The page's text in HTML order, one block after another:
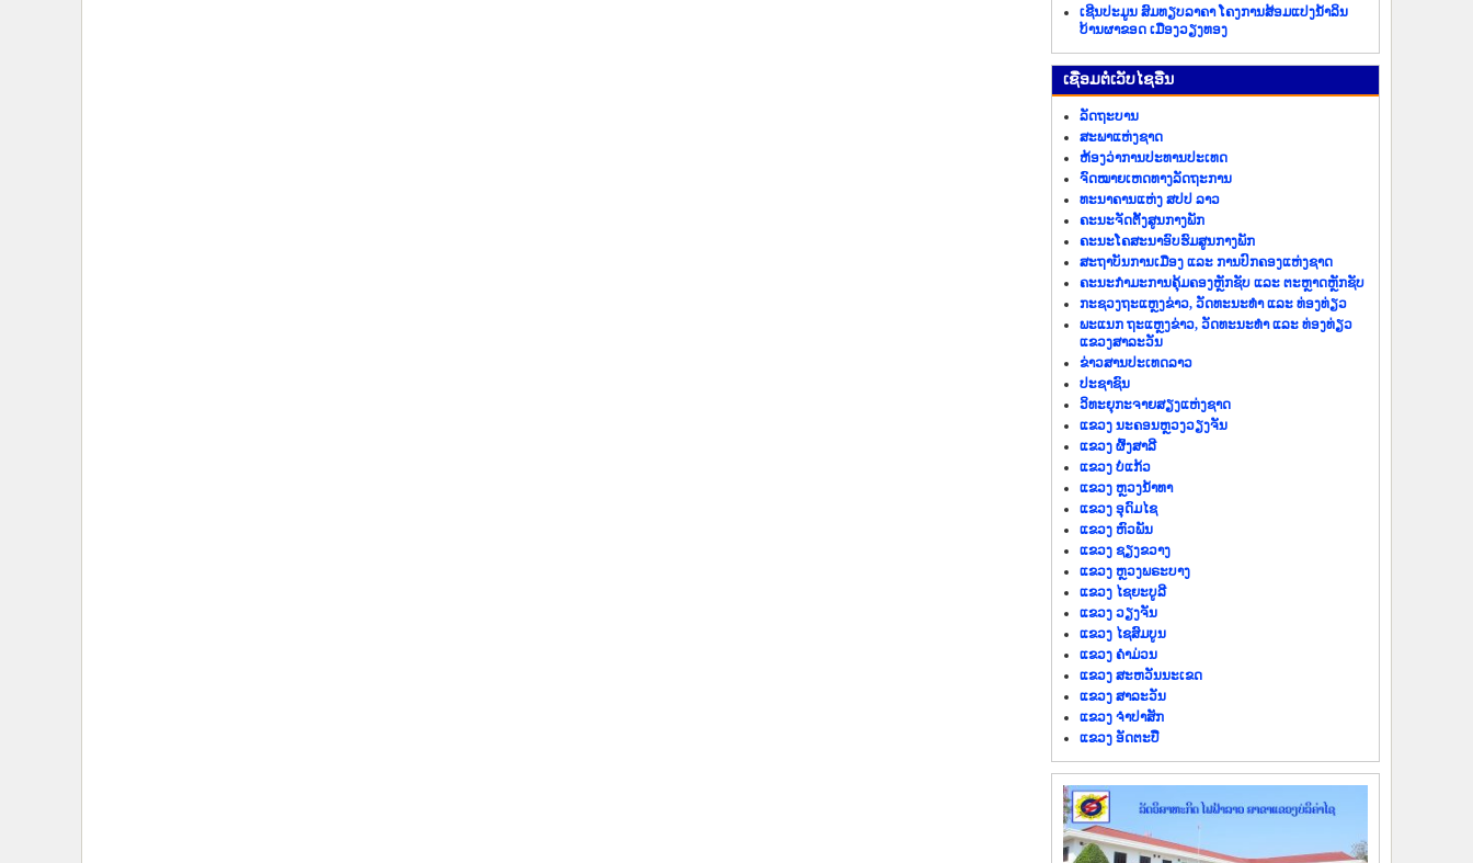
ເຊີນປະມູນ ສົມທຽບລາຄາ ໂຄງການສ້ອມແປງນ້ຳລິນ
ບ້ານຜາຂອດ ເມືອງວຽງທອງ
​ເຊື່ອມ​ຕໍ່​ເວັບ​ໄຊ​ອື່ນ
ລັດ​ຖະ​ບານ
ສະພາແຫ່ງຊາດ
ຫ້ອງວ່າການປະທານປະເທດ
ຈົດໝາຍເຫດທາງລັດຖະການ
ທະນາຄານແຫ່ງ ສປປ ລາວ
ຄະນະຈັດຕັ້ງສູນກາງພັກ
ຄະນະໂຄສະນາອົບຮົມສູນກາງພັກ
ສະຖາບັນການເມືອງ ແລະ ການປົກຄອງແຫ່ງຊາດ
ຄະນະ​ກຳມະການ​ຄຸ້ມ​ຄອງ​ຫຼັກ​ຊັບ ແລະ ຕະຫຼາດຫຼັກຊັບ
ກະຊວງຖະແຫຼງຂ່າວ, ວັດທະນະທຳ ແລະ ທ່ອງທ່ຽວ
ພະແນກ ຖະແຫຼງຂ່າວ, ວັດທະນະທຳ ແລະ ທ່ອງທ່ຽວ
ແຂວງສາລະວັນ
ຂ່າວ​ສານ​ປະ​ເທດ​ລາວ
ປະ​ຊາ​ຊົນ
ວິທະຍຸກະຈາຍສຽງແຫ່ງຊາດ
ແຂວງ ນະ​ຄອນຫຼວງວຽງ​ຈັນ
ແຂວງ ຜົ້ງ​ສາ​ລີ
ແຂວງ ບໍ່​ແກ້ວ
ແຂວງ ຫຼວງນໍ້າທາ
ແຂວງ ອຸດົມໄຊ
ແຂວງ ຫົວພັນ
ແຂວງ ຊຽງຂວາງ
ແຂວງ ຫຼວງພຣະບາງ
ແຂວງ ໄຊຍະບູລີ
ແຂວງ ວຽງຈັນ
ແຂວງ ໄຊສົມບູນ
ແຂວງ ຄຳມ່ວນ
ແຂວງ ສະຫວັນນະເຂດ
ແຂວງ ສາລະວັນ
ແຂວງ ຈຳປາສັກ
ແຂວງ ອັດຕະປື